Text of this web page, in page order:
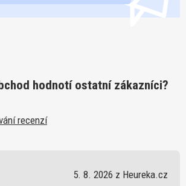
hodnotí ostatní zákazníci?
recenzí
5. 8. 2026 z Heureka.cz